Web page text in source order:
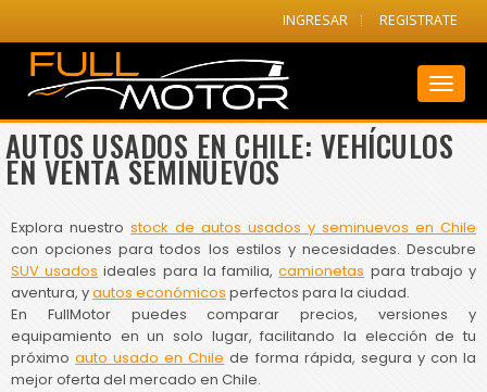
INGRESAR REGISTRATE
AUTOS USADOS EN CHILE: VEHÍCULOS
EN VENTA SEMINUEVOS
Explora nuestro stock de autos usados y seminuevos en Chile
con opciones para todos los estilos y necesidades. Descubre
SUV usados ideales para la familia,camionetas para trabajo y
aventura, yautos económicos perfectos para la ciudad.
En FullMotor puedes comparar precios, versiones y
equipamiento en un solo lugar, facilitando la elección de tu
próximoauto usado en Chile de forma rápida, segura y con la
mejor oferta del mercado en Chile.